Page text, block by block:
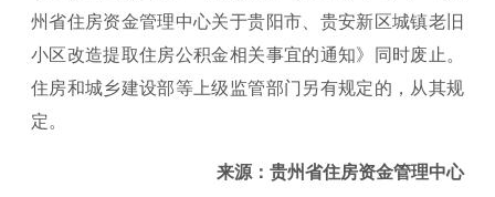
州省住房资金管理中心关于贵阳市、贵安新区城镇老旧
小区改造提取住房公积金相关事宜的通知》同时废止。
住房和城乡建设部等上级监管部门另有规定的，从其规
定。
来源：贵州省住房资金管理中心